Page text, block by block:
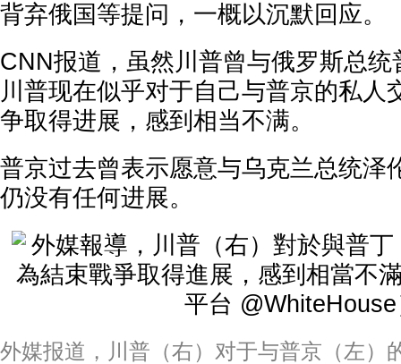
背弃俄国等提问，一概以沉默回应。
CNN报道，虽然川普曾与俄罗斯总
川普现在似乎对于自己与普京的私人
争取得进展，感到相当不满。
普京过去曾表示愿意与乌克兰总统泽
仍没有任何进展。
外媒报道，川普（右）对于与普京（左）